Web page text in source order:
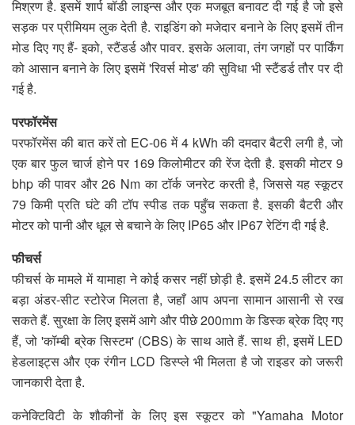
मिश्रण है. इसमें शार्प बॉडी लाइन्स और एक मजबूत बनावट दी गई है जो इसे
सड़क पर प्रीमियम लुक देती है. राइडिंग को मजेदार बनाने के लिए इसमें तीन
मोड दिए गए हैं- इको, स्टैंडर्ड और पावर. इसके अलावा, तंग जगहों पर पार्किंग
को आसान बनाने के लिए इसमें 'रिवर्स मोड' की सुविधा भी स्टैंडर्ड तौर पर दी
गई है.
परफॉरमेंस
परफॉरमेंस की बात करें तो EC-06 में 4 kWh की दमदार बैटरी लगी है, जो
एक बार फुल चार्ज होने पर 169 किलोमीटर की रेंज देती है. इसकी मोटर 9
bhp की पावर और 26 Nm का टॉर्क जनरेट करती है, जिससे यह स्कूटर
79 किमी प्रति घंटे की टॉप स्पीड तक पहुँच सकता है. इसकी बैटरी और
मोटर को पानी और धूल से बचाने के लिए IP65 और IP67 रेटिंग दी गई है.
फीचर्स
फीचर्स के मामले में यामाहा ने कोई कसर नहीं छोड़ी है. इसमें 24.5 लीटर का
बड़ा अंडर-सीट स्टोरेज मिलता है, जहाँ आप अपना सामान आसानी से रख
सकते हैं. सुरक्षा के लिए इसमें आगे और पीछे 200mm के डिस्क ब्रेक दिए गए
हैं, जो 'कॉम्बी ब्रेक सिस्टम' (CBS) के साथ आते हैं. साथ ही, इसमें LED
हेडलाइट्स और एक रंगीन LCD डिस्प्ले भी मिलता है जो राइडर को जरूरी
जानकारी देता है.
कनेक्टिविटी के शौकीनों के लिए इस स्कूटर को "Yamaha Motor